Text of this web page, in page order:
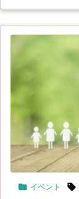
 イベント 